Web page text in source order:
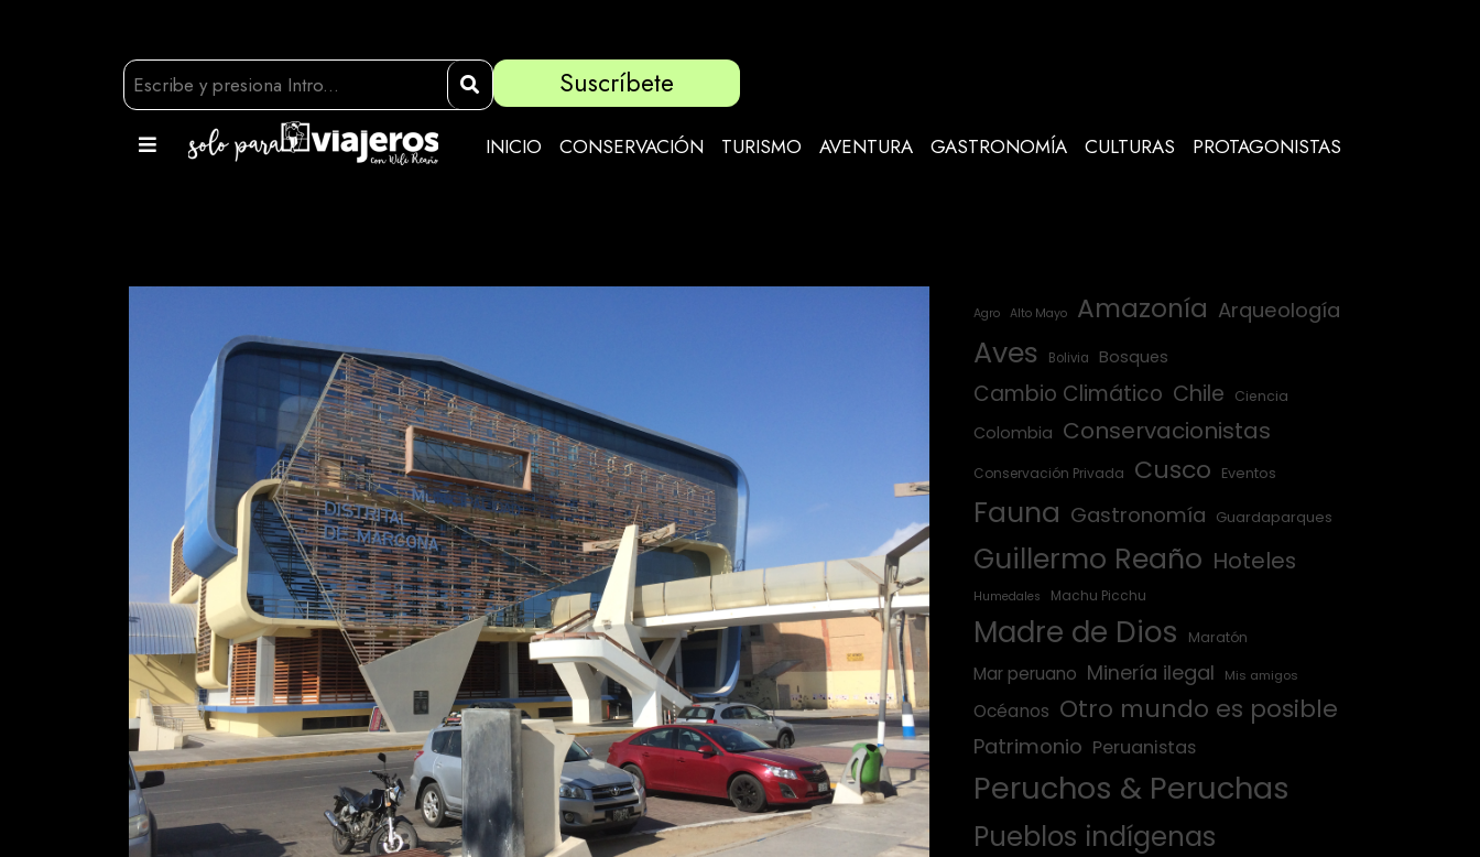
Suscríbete
INICIO CONSERVACIÓN TURISMO AVENTURA GASTRONOMÍA CULTURAS PROTAGONISTAS
Agro Alto Mayo Amazonía Arqueología
Aves Bolivia Bosques
Cambio Climático Chile Ciencia
Colombia Conservacionistas
Conservación Privada Cusco Eventos
Fauna Gastronomía Guardaparques
Guillermo Reaño Hoteles
Humedales Machu Picchu
Madre de Dios Maratón
Mar peruano Minería ilegal Mis amigos
Océanos Otro mundo es posible
Patrimonio Peruanistas
Peruchos & Peruchas
Pueblos indígenas